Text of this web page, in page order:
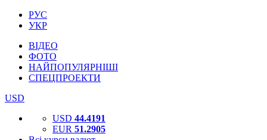
РУС
УКР
ВІДЕО
ФОТО
НАЙПОПУЛЯРНІШІ
СПЕЦПРОЕКТИ
USD
USD 44.4191
EUR 51.2905